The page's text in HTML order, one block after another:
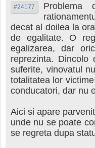
#24177
decat al doilea la
de egalitate. O
egalizarea, dar
reprezinta. Dincolo
suferite, vinovatul
totalitatea lor
conducatori, dar nu
Aici si apare
unde nu se poate
se regreta dupa